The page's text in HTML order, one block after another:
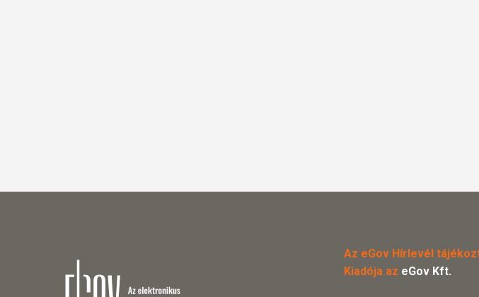
Az eGov Hírlevél
Kiadója az eGov Kft.